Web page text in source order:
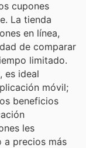
cupones
La tienda
en línea,
de comparar
limitado.
es ideal
móvil;
beneficios
les
a precios más